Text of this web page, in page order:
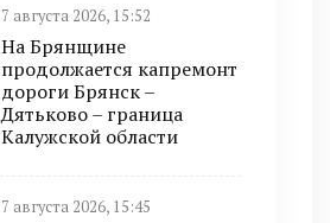
7 августа 2026, 15:52
На Брянщине
продолжается капремонт
дороги Брянск –
Дятьково – граница
Калужской области
7 августа 2026, 15:45